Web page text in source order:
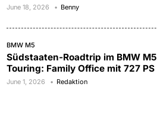
June 18, 2026 Benny
BMW M5
Südstaaten-Roadtrip im BMW M5
Touring: Family Office mit 727 PS
June 1, 2026 Redaktion